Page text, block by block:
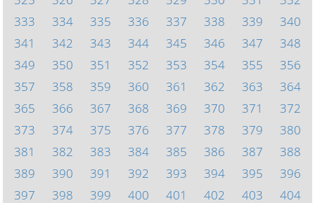
333
334 335 336 337 338 339
340
341
342 343 344 345 346 347
348
349
350 351 352 353 354 355
356
357
358 359 360 361 362 363
364
365
366 367 368 369 370 371
372
373
374 375 376 377 378 379
380
381
382 383 384 385 386 387
388
389
390 391 392 393 394 395
396
397
398 399 400 401 402 403 404